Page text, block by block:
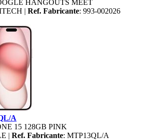
HANGOUTS MEET
| Ref. Fabricante: 993-002026
A
15 128GB PINK
| Ref. Fabricante: MTP13QL/A